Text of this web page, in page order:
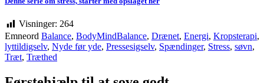
Visninger: 264
Emneord Balance, BodyMindBalance, Drænet, Energi, Kropsterapi,
lyttildigselv, Nyde før yde, Pressesigselv, Spændinger, Stress, søvn,
Træt, Træthed